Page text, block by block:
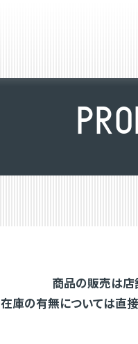
PRO
商品の販売は店
在庫の有無については直